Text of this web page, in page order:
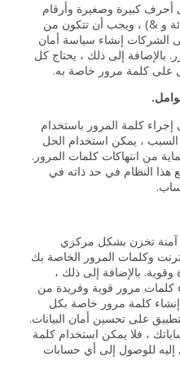
كبيرة وصغيرة وأرقام
و &) ، ويجب أن تتكون من
إنشاء سياسة أمان
بالإضافة إلى ذلك ، يحتاج كل
كلمة مرور خاصة به.
كلمة المرور باستخدام
السبب ، يمكن استخدام الحل
من انتهاكات كلمات المرور.
النظام في حد ذاته في
آمنة تخزن بشكل مركزي
وكلمات المرور الخاصة بك
بالإضافة إلى ذلك ،
كلمات مرور قوية وفريدة من
كلمة مرور خاصة بكل
على تحسين أمان البيانات.
، فلا يمكن استخدام كلمة
إليه للوصول إلى أي حسابات